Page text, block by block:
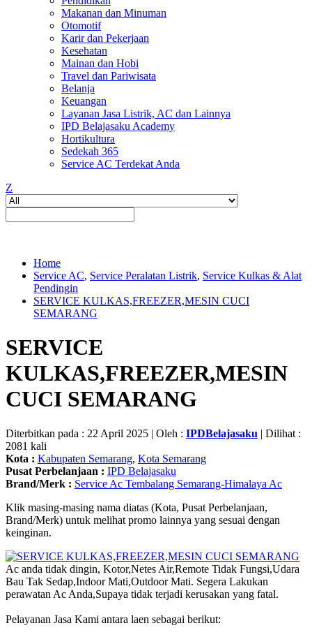
Makanan dan Minuman
Otomotif
Karir dan Pekerjaan
Kesehatan
Mainan dan Hobi
Travel dan Pariwisata
Belanja
Keuangan
Layanan Jasa Listrik, AC dan Lainnya
IPD Belajasaku Academy
Hortikultura
Sedekah 365
Service AC Terdekat Anda
Z
Home
Service AC, Service Peralatan Listrik, Service Kulkas & Alat
Pendingin
SERVICE KULKAS,FREEZER,MESIN CUCI
SEMARANG
SERVICE
KULKAS,FREEZER,MESIN
CUCI SEMARANG
Diterbitkan pada : 22 April 2025 | Oleh : IPDBelajasaku | Dilihat :
2081 kali
Kota : Kabupaten Semarang, Kota Semarang
Pusat Perbelanjaan : IPD Belajasaku
Brand/Merk : Service Ac Tembalang Semarang-Himalaya Ac
Klik masing-masing nama diatas (Kota, Pusat Perbelanjaan,
Brand/Merk) untuk melihat promo lainnya yang sesuai dengan
keinginan.
Ac anda tidak dingin, Kotor,Netes Air,Remote Tidak Fungsi,Udara
Bau Tak Sedap,Indoor Mati,Outdoor Mati. Segera Lakukan
perawatan Ac Anda,Supaya tidak terjadi kerusakan yang fatal.
Pelayanan Jasa Kami antara laen sebagai berikut: